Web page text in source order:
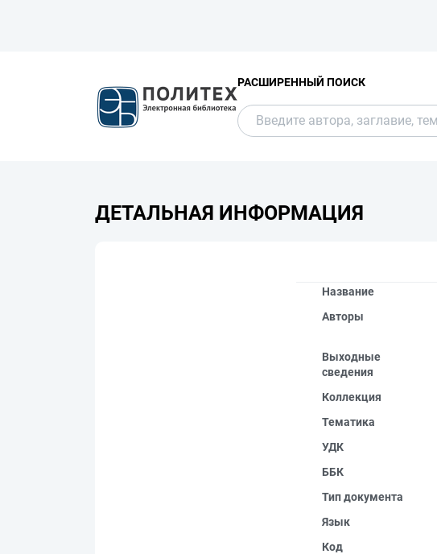
РАСШИРЕННЫЙ ПОИСК
ДЕТАЛЬНАЯ ИНФОРМАЦИЯ
Название
Авторы
Выходные
сведения
Коллекция
Тематика
УДК
ББК
Тип документа
Язык
Код